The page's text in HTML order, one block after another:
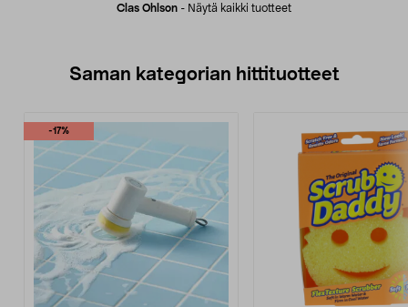
Clas Ohlson - Näytä kaikki tuotteet
Saman kategorian hittituotteet
-17%